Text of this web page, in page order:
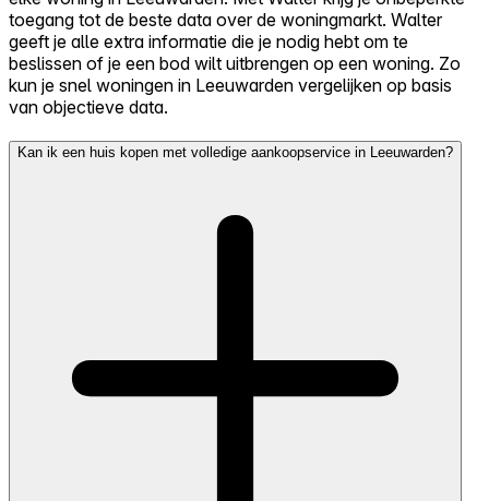
toegang tot de beste data over de woningmarkt. Walter
geeft je alle extra informatie die je nodig hebt om te
beslissen of je een bod wilt uitbrengen op een woning. Zo
kun je snel woningen in Leeuwarden vergelijken op basis
van objectieve data.
Kan ik een huis kopen met volledige aankoopservice in Leeuwarden?